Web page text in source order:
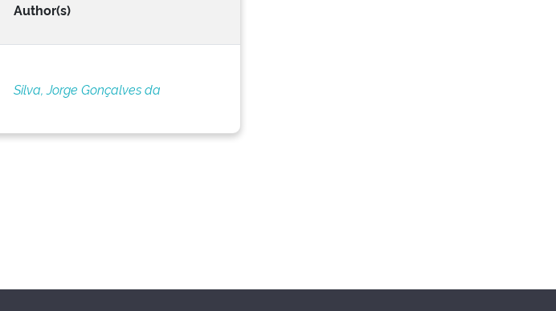
Author(s)
Silva, Jorge Gonçalves da